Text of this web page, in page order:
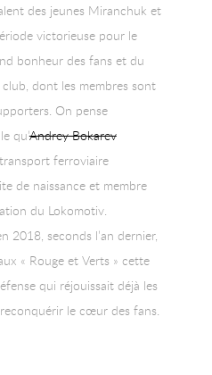
des jeunes Miranchuk et
victorieuse pour le
bonheur des fans et du
dont les membres sont
On pense
qu’Andrey Bokarev
ferroviaire
de naissance et membre
du Lokomotiv.
2018, seconds l’an dernier,
« Rouge et Verts » cette
qui réjouissait déjà les
le cœur des fans.